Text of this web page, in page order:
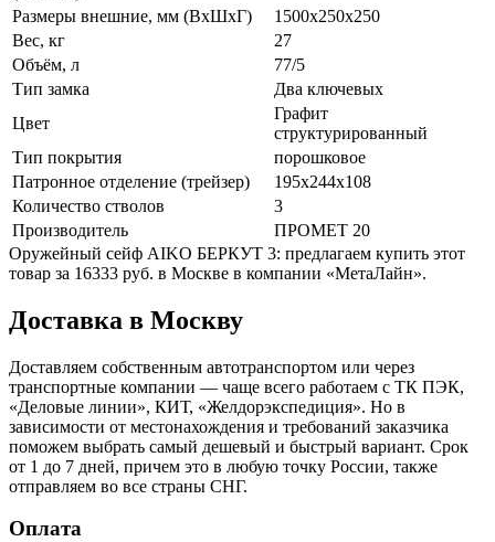
Размеры внешние, мм (ВхШхГ)
1500x250x250
Вес, кг
27
Объём, л
77/5
Тип замка
Два ключевых
Цвет
Графит
структурированный
Тип покрытия
порошковое
Патронное отделение (трейзер)
195x244x108
Количество стволов
3
Производитель
ПРОМЕТ 20
Оружейный сейф AIKO БЕРКУТ 3: предлагаем купить этот
товар за 16333 руб. в Москве в компании «МетаЛайн».
Доставка в Москву
Доставляем собственным автотранспортом или через
транспортные компании — чаще всего работаем с ТК ПЭК,
«Деловые линии», КИТ, «Желдорэкспедиция». Но в
зависимости от местонахождения и требований заказчика
поможем выбрать самый дешевый и быстрый вариант. Срок
от 1 до 7 дней, причем это в любую точку России, также
отправляем во все страны СНГ.
Оплата